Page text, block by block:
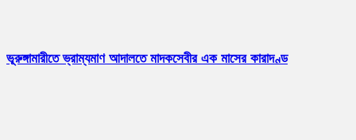
ভূরুঙ্গামারীতে ভ্রাম্যমাণ আদালতে মাদকসেবীর এক মাসের কারাদণ্ড